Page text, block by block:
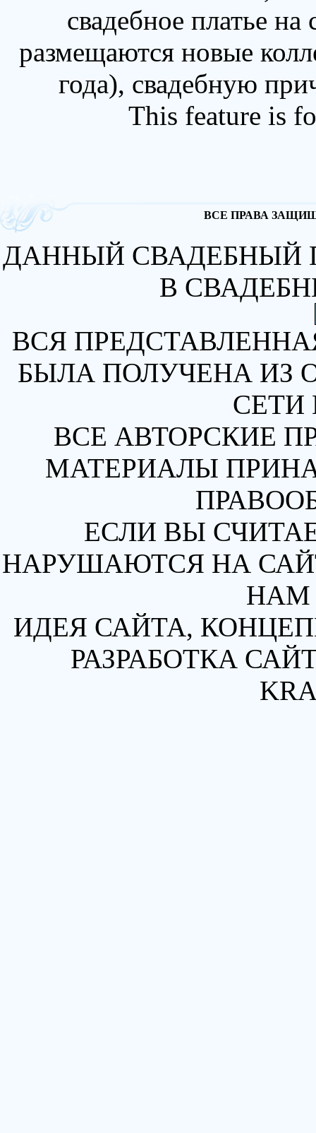
свадебное платье
размещаются новые
года), свадебную
This feature is
ВСЕ ПРАВА
ДАННЫЙ СВАДЕБНЫЙ
В
ВСЯ
БЫЛА ПОЛУЧЕНА ИЗ
СЕТИ
ВСЕ АВТОРСКИЕ
МАТЕРИАЛЫ
ЕСЛИ ВЫ
НАРУШАЮТСЯ НА
НАМ
ИДЕЯ САЙТА,
РАЗРАБОТКА